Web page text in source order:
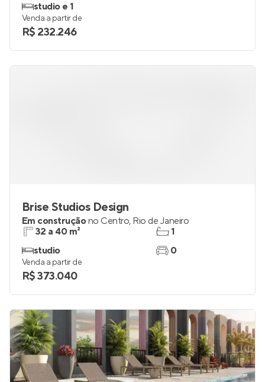
studio e 1
Venda a partir de
R$ 232.246
Brise Studios Design
Em construçãono Centro, Rio de Janeiro
32 a 40 m²
studio
1
0
Venda a partir de
R$ 373.040